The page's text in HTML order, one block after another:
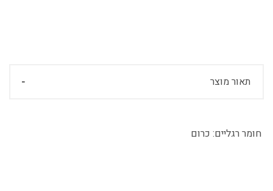
תאור מוצר
חומר רגליים: כרום